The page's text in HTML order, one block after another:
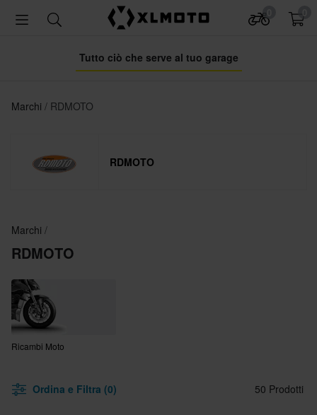
Tutto ciò che serve al tuo garage
Marchi RDMOTO
RDMOTO
Marchi
RDMOTO
Ricambi Moto
Ordina e Filtra (0) 50 Prodotti